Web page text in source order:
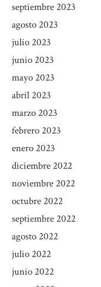
septiembre 2023
agosto 2023
julio 2023
junio 2023
mayo 2023
abril 2023
marzo 2023
febrero 2023
enero 2023
diciembre 2022
noviembre 2022
octubre 2022
septiembre 2022
agosto 2022
julio 2022
junio 2022